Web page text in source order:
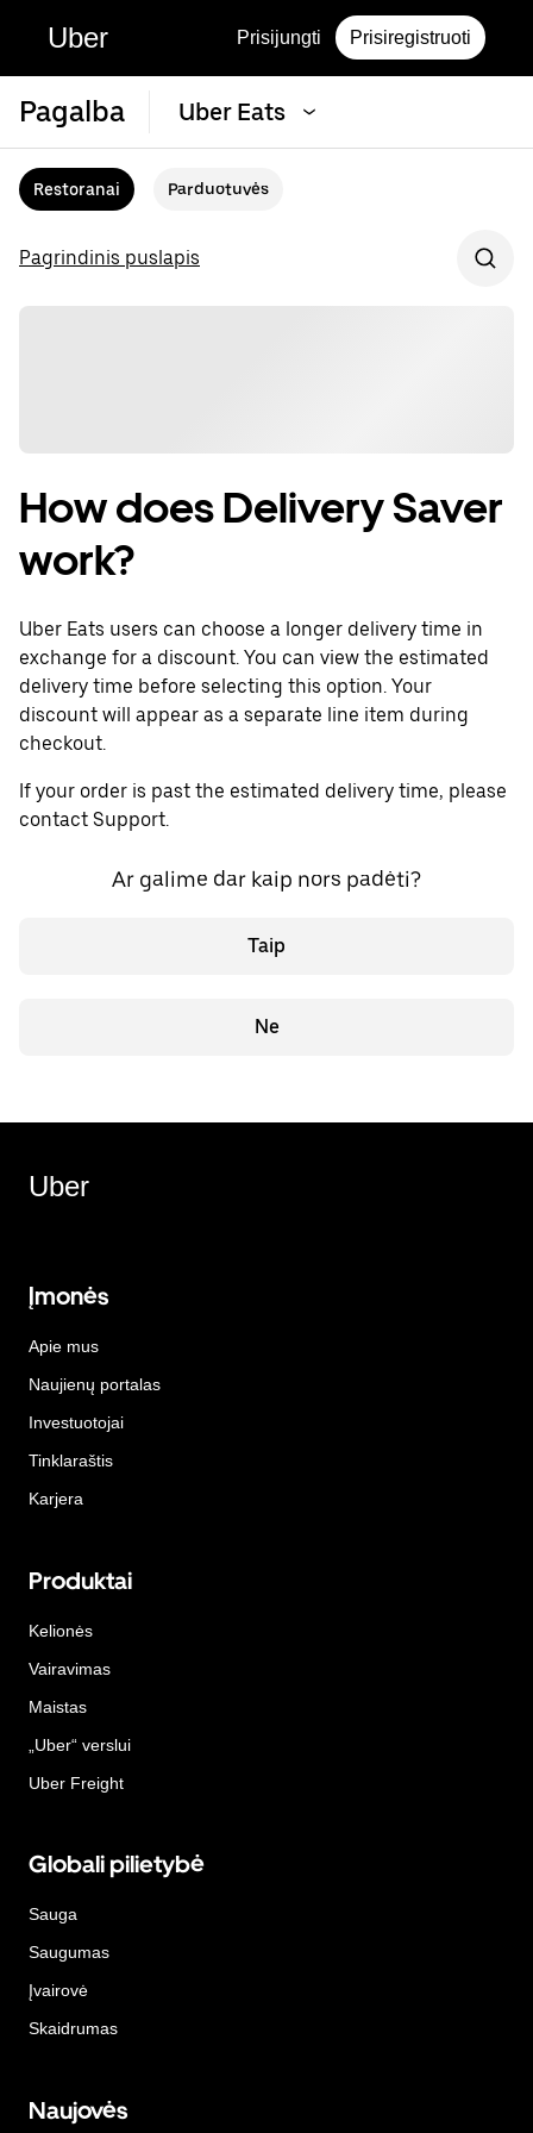
Uber Prisijungti Prisiregistruoti
Pagalba Uber Eats
Restoranai Parduotuvės
Pagrindinis puslapis
How does Delivery Saver
work?
Uber Eats users can choose a longer delivery time in
exchange for a discount. You can view the estimated
delivery time before selecting this option. Your
discount will appear as a separate line item during
checkout.
If your order is past the estimated delivery time, please
contact Support.
Ar galime dar kaip nors padėti?
Taip
Ne
Uber
Įmonės
Apie mus
Naujienų portalas
Investuotojai
Tinklaraštis
Karjera
Produktai
Kelionės
Vairavimas
Maistas
„Uber“ verslui
Uber Freight
Globali pilietybė
Sauga
Saugumas
Įvairovė
Skaidrumas
Naujovės